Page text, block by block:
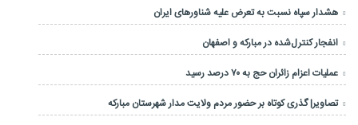
هشدار سپاه نسبت به تعرض علیه شناورهای ایران
انفجار کنترل‌شده در مبارکه و اصفهان
عملیات اعزام زائران حج به ۷۰ درصد رسید
تصاویر| گذری کوتاه بر حضور مردم ولایت مدار شهرستان مبارکه